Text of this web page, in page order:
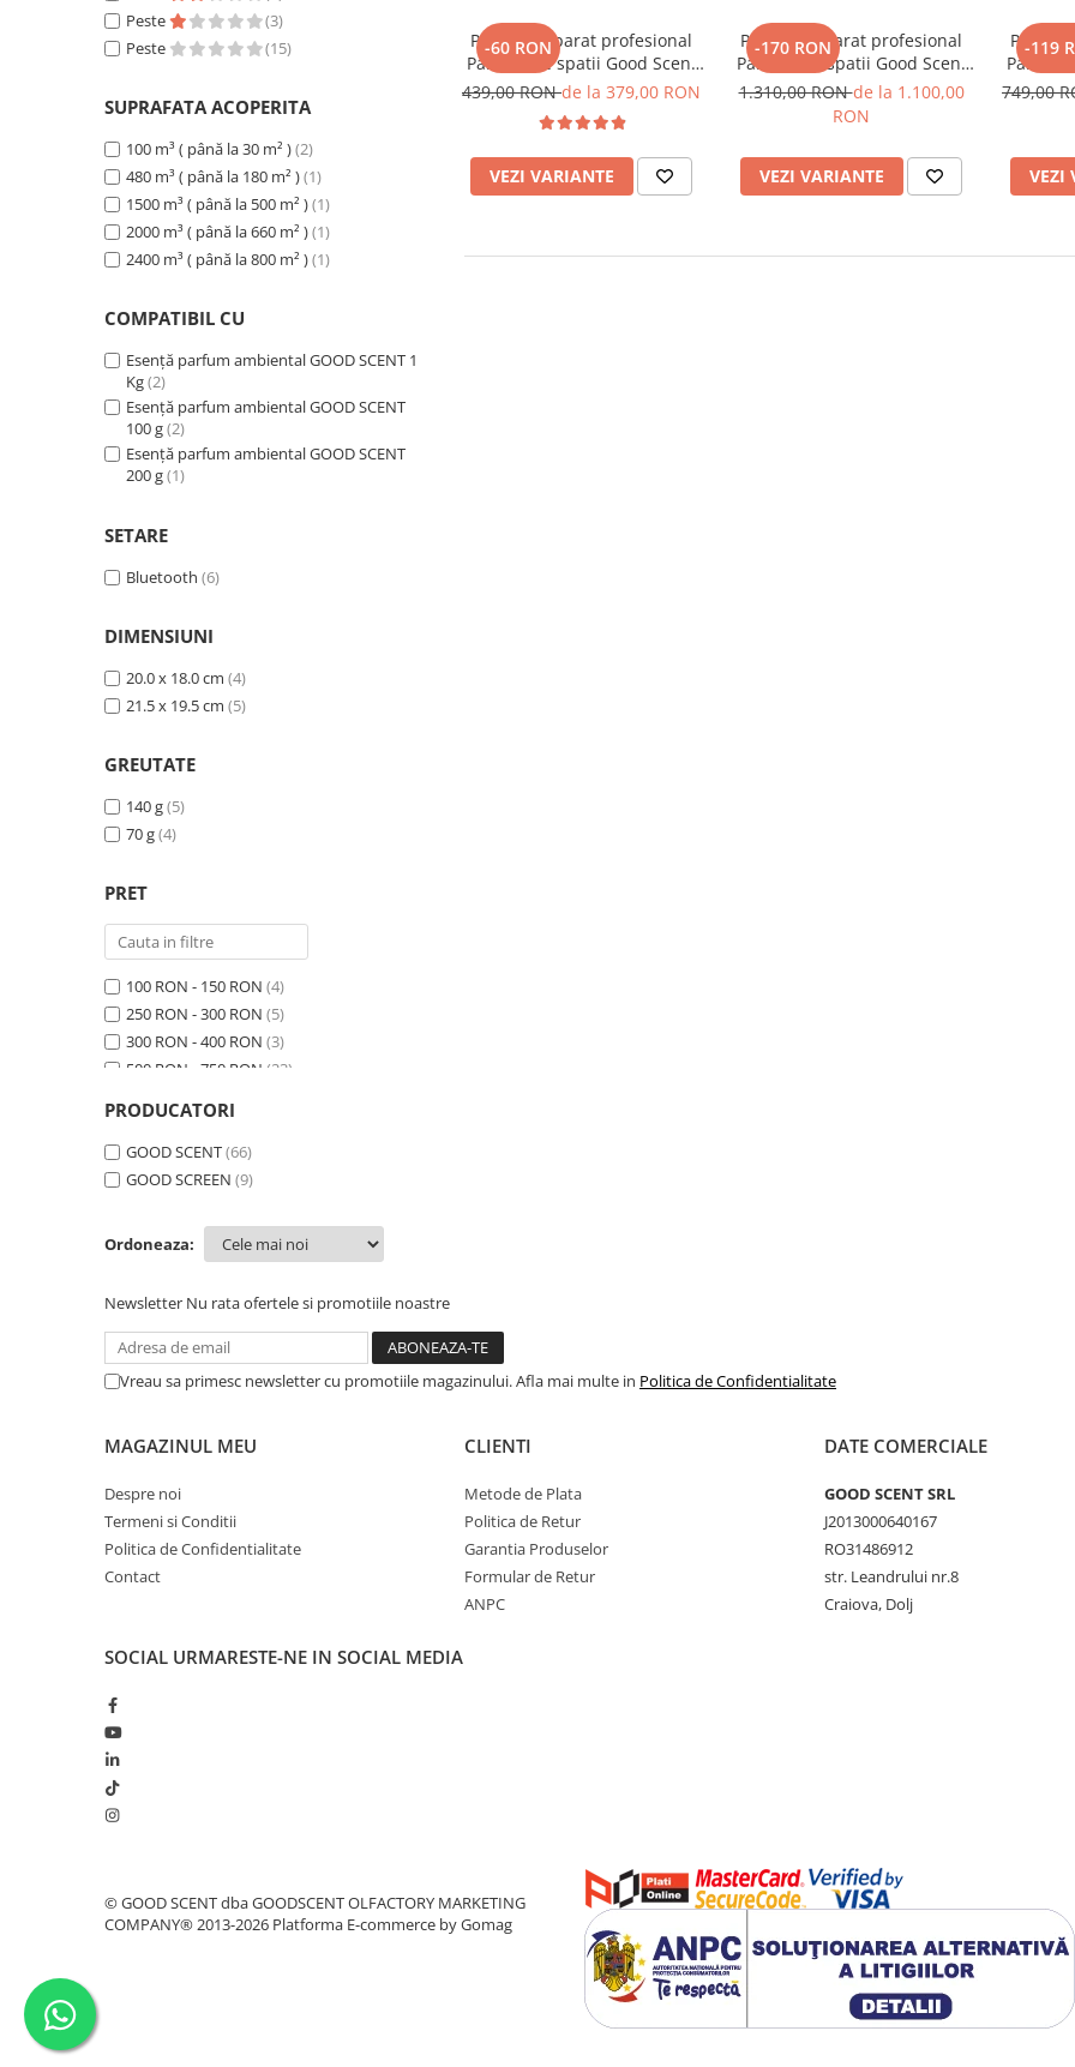
Peste
(3)
Peste
(15)
SUPRAFATA ACOPERITA
100 m³ ( până la 30 m² )(2)
480 m³ ( până la 180 m² )(1)
1500 m³ ( până la 500 m² )(1)
2000 m³ ( până la 660 m² )(1)
2400 m³ ( până la 800 m² )(1)
COMPATIBIL CU
Esență parfum ambiental GOOD SCENT 1
Kg(2)
Esență parfum ambiental GOOD SCENT
100 g(2)
Esență parfum ambiental GOOD SCENT
200 g(1)
SETARE
Bluetooth (6)
DIMENSIUNI
20.0 x 18.0 cm (4)
21.5 x 19.5 cm (5)
GREUTATE
140 g(5)
70 g(4)
PRET
100 RON - 150 RON (4)
250 RON - 300 RON (5)
300 RON - 400 RON (3)
500 RON - 750 RON (23)
Peste 1000 RON
PRODUCATORI
GOOD SCENT(66)
GOOD SCREEN (9)
Ordoneaza:
-60 RON
PACHET: Aparat profesional
Parfumare spatii Good Scent
GS 100, culoare alb si negru
439,00 RONde la 379,00 RON
VEZI VARIANTE
-170 RON
PACHET: Aparat profesional
Parfumare spatii Good Scent
GS1500 Luxury, culoare negra,
cu rezerva inclusa
1.310,00 RONde la 1.100,00
RON
VEZI VARIANTE
-119
GS 100,
749,00
VEZI
Newsletter Nu rata ofertele si promotiile noastre
Vreau sa primesc newsletter cu promotiile magazinului. Afla mai multe in Politica de Confidentialitate
MAGAZINUL MEU
Despre noi
Termeni si Conditii
Politica de Confidentialitate
Contact
CLIENTI
Metode de Plata
Politica de Retur
Garantia Produselor
Formular de Retur
ANPC
DATE COMERCIALE
GOOD SCENT SRL
J2013000640167
RO31486912
str. Leandrului nr.8
Craiova, Dolj
SOCIAL URMARESTE-NE IN SOCIAL MEDIA
© GOOD SCENT dba GOODSCENT OLFACTORY MARKETING
COMPANY® 2013-2026 Platforma E-commerce by Gomag